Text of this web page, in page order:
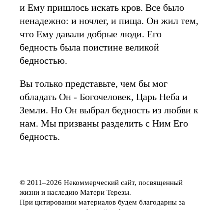
и Ему пришлось искать кров. Все было
ненадежно: и ночлег, и пища. Он жил тем,
что Ему давали добрые люди. Его
бедность была поистине великой
бедностью.
Вы только представьте, чем бы мог
обладать Он - Богочеловек, Царь Неба и
Земли. Но Он выбрал бедность из любви к
нам. Мы призваны разделить с Ним Его
бедность.
© 2011–2026 Некоммерческий сайт, посвященный
жизни и наследию Матери Терезы.
При цитировании материалов будем благодарны за